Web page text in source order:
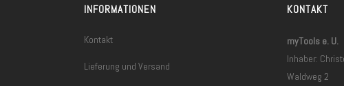
INFORMATIONEN
Kontakt
Lieferung und Versand
KONTAKT
myTools e. U.
Inhaber:
Waldweg 2